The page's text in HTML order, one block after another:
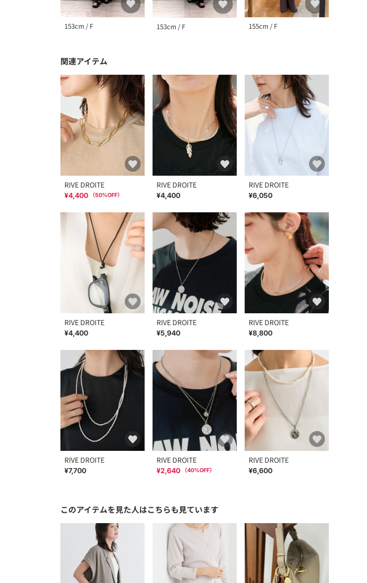
153cm / F 153cm / F 155cm / F
関連アイテム
RIVE DROITE
¥4,400 （50%OFF）
RIVE DROITE
¥4,400
RIVE DROITE
¥6,050
RIVE DROITE
¥4,400
RIVE DROITE
¥5,940
RIVE DROITE
¥8,800
RIVE DROITE
¥7,700
RIVE DROITE
¥2,640 （40%OFF）
RIVE DROITE
¥6,600